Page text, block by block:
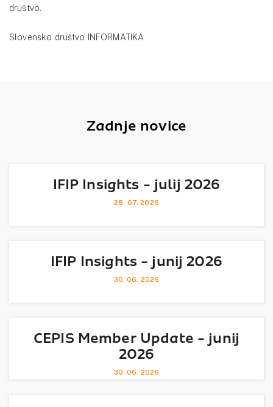
društvo.
Slovensko društvo INFORMATIKA
Zadnje novice
IFIP Insights - julij 2026
28. 07. 2026
IFIP Insights - junij 2026
30. 06. 2026
CEPIS Member Update - junij
2026
30. 06. 2026